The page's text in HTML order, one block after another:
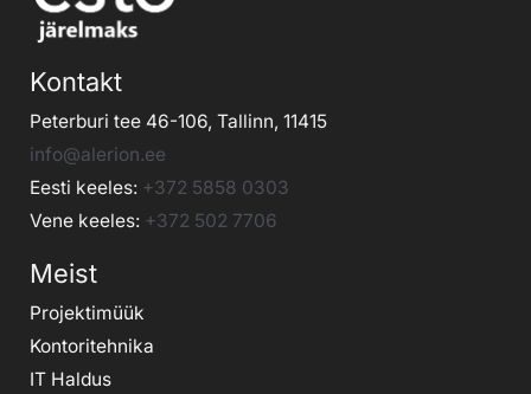
Kontakt
Peterburi tee 46-106, Tallinn, 11415
info@alerion.ee
Eesti keeles: +372 5858 0303
Vene keeles: +372 502 7706
Meist
Projektimüük
Kontoritehnika
IT Haldus